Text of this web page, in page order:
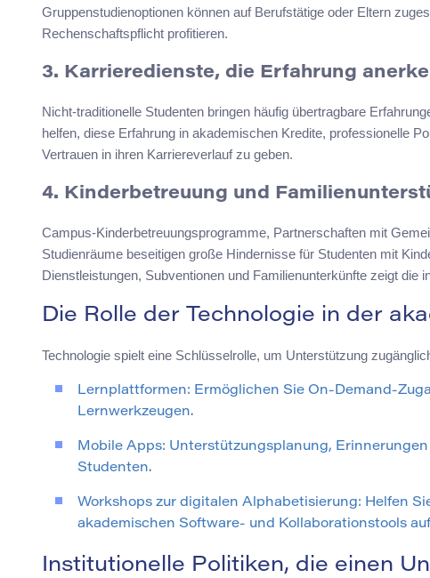
Gruppenstudienoptionen können auf Berufstätige oder Eltern
Rechenschaftspflicht profitieren.
3. Karrieredienste, die Erfahrung
Nicht-traditionelle Studenten bringen häufig übertragbare
helfen, diese Erfahrung in akademischen Kredite, professionelle
Vertrauen in ihren Karriereverlauf zu geben.
4. Kinderbetreuung und
Campus-Kinderbetreuungsprogramme, Partnerschaften mit
Studienräume beseitigen große Hindernisse für Studenten mit
Dienstleistungen, Subventionen und Familienunterkünfte zeigt die
Die Rolle der Technologie in der
Technologie spielt eine Schlüsselrolle, um Unterstützung
Lernplattformen: Ermöglichen Sie On-Demand-
Lernwerkzeugen.
Mobile Apps: Unterstützungsplanung,
Studenten.
Workshops zur digitalen Alphabetisierung: Helfen
akademischen Software- und Kollaborationstools
Institutionelle Politiken, die einen